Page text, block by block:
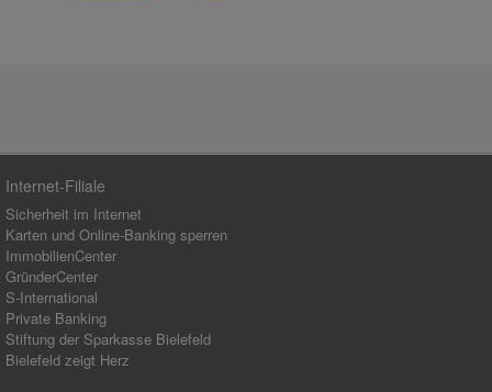
Internet-Filiale
Sicherheit im Internet
Karten und Online-Banking sperren
ImmobilienCenter
GründerCenter
S-International
Private Banking
Stiftung der Sparkasse Bielefeld
Bielefeld zeigt Herz